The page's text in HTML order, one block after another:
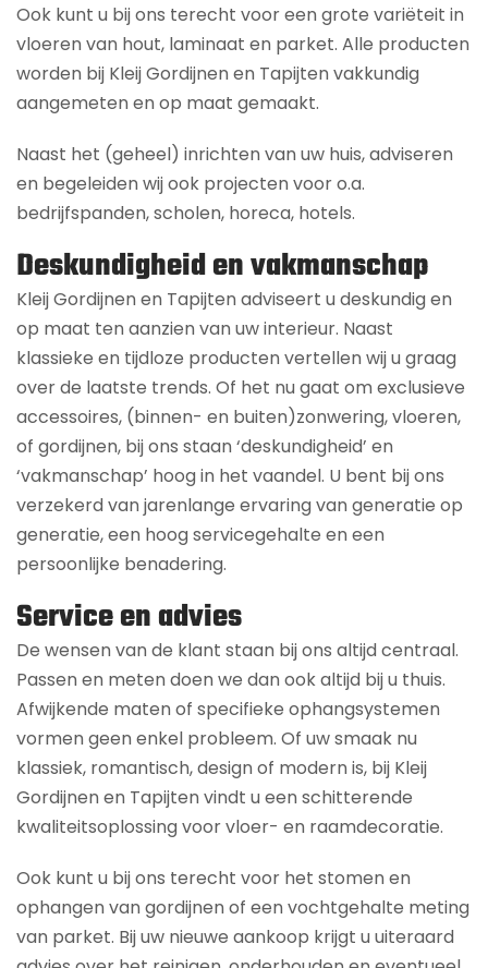
Ook kunt u bij ons terecht voor een grote variëteit in
vloeren van hout, laminaat en parket. Alle producten
worden bij Kleij Gordijnen en Tapijten vakkundig
aangemeten en op maat gemaakt.
Naast het (geheel) inrichten van uw huis, adviseren
en begeleiden wij ook projecten voor o.a.
bedrijfspanden, scholen, horeca, hotels.
Deskundigheid en vakmanschap
Kleij Gordijnen en Tapijten adviseert u deskundig en
op maat ten aanzien van uw interieur. Naast
klassieke en tijdloze producten vertellen wij u graag
over de laatste trends. Of het nu gaat om exclusieve
accessoires, (binnen- en buiten)zonwering, vloeren,
of gordijnen, bij ons staan ‘deskundigheid’ en
‘vakmanschap’ hoog in het vaandel. U bent bij ons
verzekerd van jarenlange ervaring van generatie op
generatie, een hoog servicegehalte en een
persoonlijke benadering.
Service en advies
De wensen van de klant staan bij ons altijd centraal.
Passen en meten doen we dan ook altijd bij u thuis.
Afwijkende maten of specifieke ophangsystemen
vormen geen enkel probleem. Of uw smaak nu
klassiek, romantisch, design of modern is, bij Kleij
Gordijnen en Tapijten vindt u een schitterende
kwaliteitsoplossing voor vloer- en raamdecoratie.
Ook kunt u bij ons terecht voor het stomen en
ophangen van gordijnen of een vochtgehalte meting
van parket. Bij uw nieuwe aankoop krijgt u uiteraard